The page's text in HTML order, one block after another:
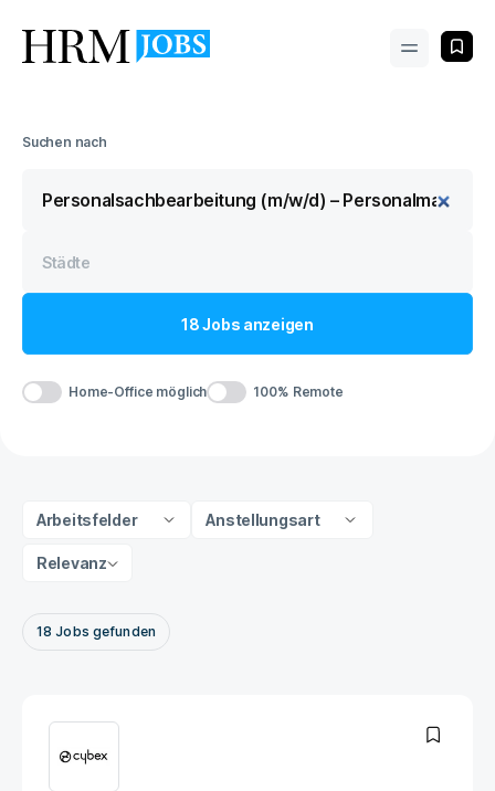
Suchen nach
18Jobs anzeigen
Home-Office möglich 100% Remote
Arbeitsfelder Anstellungsart
Relevanz
18 Jobs gefunden